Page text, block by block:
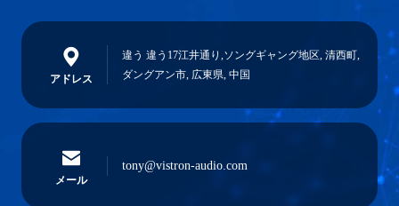
アドレス
違う 違う17江井通り,ソングギャング地区, 清西町,
ダングアン市, 広東県, 中国
メール
tony@vistron-audio.com